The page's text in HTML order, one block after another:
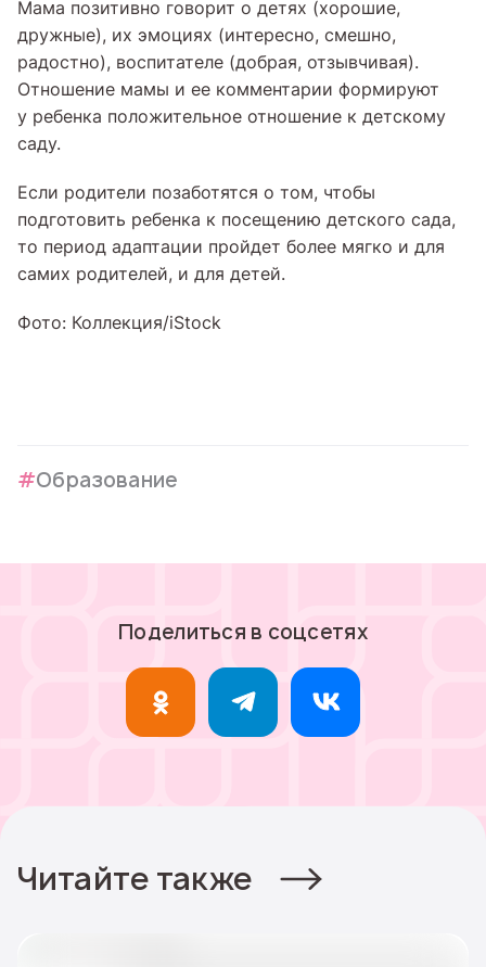
Мама позитивно говорит о детях (хорошие,
дружные), их эмоциях (интересно, смешно,
радостно), воспитателе (добрая, отзывчивая).
Отношение мамы и ее комментарии формируют
у ребенка положительное отношение к детскому
саду.
Если родители позаботятся о том, чтобы
подготовить ребенка к посещению детского сада,
то период адаптации пройдет более мягко и для
самих родителей, и для детей.
Фото: Коллекция/iStock
Образование
Поделиться в соцсетях
Читайте также